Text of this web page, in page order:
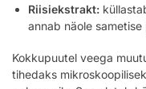
Riisiekstrakt:
annab näole sametise
Kokkupuutel veega
tihedaks